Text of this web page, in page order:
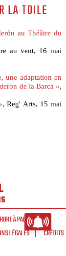
LA TOILE
au Théâtre du
au vent, 16 mai
une adaptation en
de la Barca »,
, Reg' Arts, 15 mai
À PALABRES
LÉGALES CRÉDITS